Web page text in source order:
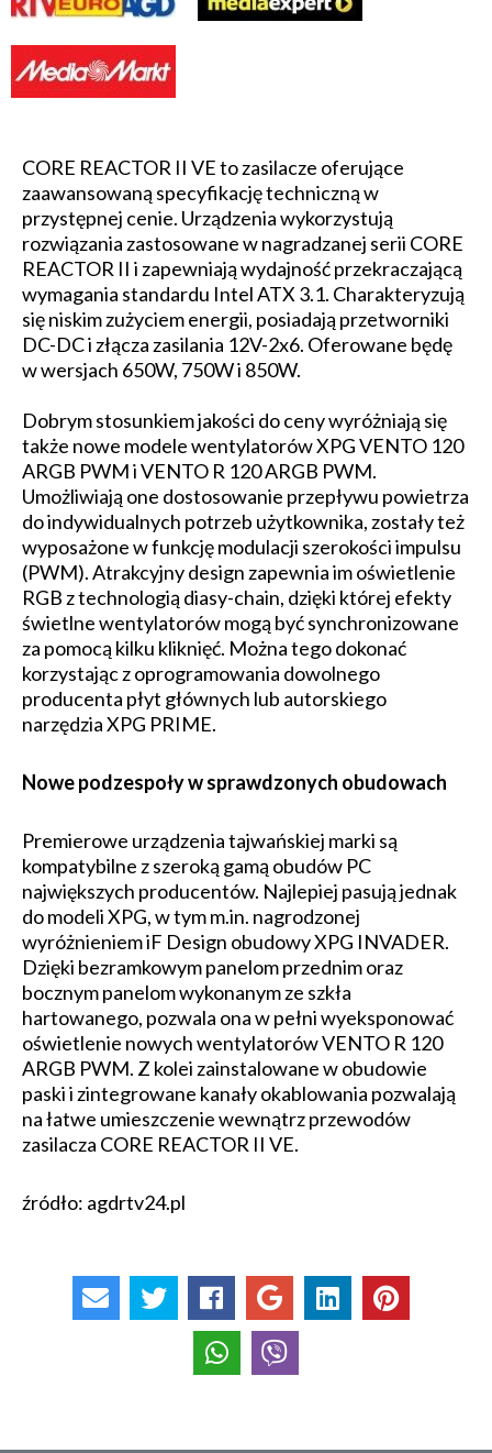
CORE REACTOR II VE to zasilacze oferujące
zaawansowaną specyfikację techniczną w
przystępnej cenie. Urządzenia wykorzystują
rozwiązania zastosowane w nagradzanej serii CORE
REACTOR II i zapewniają wydajność przekraczającą
wymagania standardu Intel ATX 3.1. Charakteryzują
się niskim zużyciem energii, posiadają przetworniki
DC-DC i złącza zasilania 12V-2x6. Oferowane będę
w wersjach 650W, 750W i 850W.
Dobrym stosunkiem jakości do ceny wyróżniają się
także nowe modele wentylatorów XPG VENTO 120
ARGB PWM i VENTO R 120 ARGB PWM.
Umożliwiają one dostosowanie przepływu powietrza
do indywidualnych potrzeb użytkownika, zostały też
wyposażone w funkcję modulacji szerokości impulsu
(PWM). Atrakcyjny design zapewnia im oświetlenie
RGB z technologią diasy-chain, dzięki której efekty
świetlne wentylatorów mogą być synchronizowane
za pomocą kilku kliknięć. Można tego dokonać
korzystając z oprogramowania dowolnego
producenta płyt głównych lub autorskiego
narzędzia XPG PRIME.
Nowe podzespoły w sprawdzonych obudowach
Premierowe urządzenia tajwańskiej marki są
kompatybilne z szeroką gamą obudów PC
największych producentów. Najlepiej pasują jednak
do modeli XPG, w tym m.in. nagrodzonej
wyróżnieniem iF Design obudowy XPG INVADER.
Dzięki bezramkowym panelom przednim oraz
bocznym panelom wykonanym ze szkła
hartowanego, pozwala ona w pełni wyeksponować
oświetlenie nowych wentylatorów VENTO R 120
ARGB PWM. Z kolei zainstalowane w obudowie
paski i zintegrowane kanały okablowania pozwalają
na łatwe umieszczenie wewnątrz przewodów
zasilacza CORE REACTOR II VE.
źródło: agdrtv24.pl